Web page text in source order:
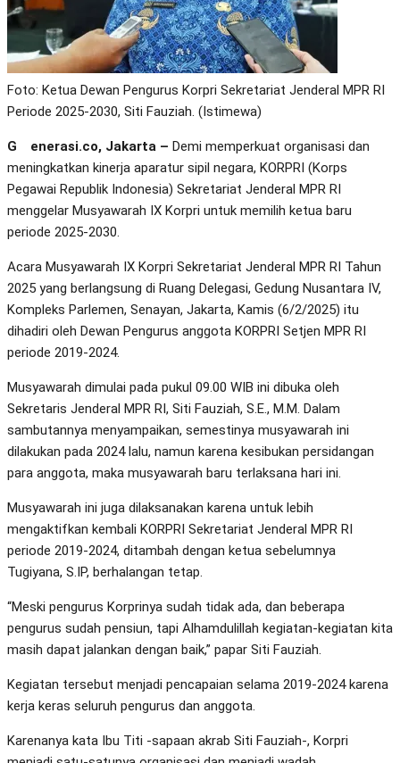
Foto: Ketua Dewan Pengurus Korpri Sekretariat Jenderal MPR RI
Periode 2025-2030, Siti Fauziah. (Istimewa)
Generasi.co, Jakarta – Demi memperkuat organisasi dan
meningkatkan kinerja aparatur sipil negara, KORPRI (Korps
Pegawai Republik Indonesia) Sekretariat Jenderal MPR RI
menggelar Musyawarah IX Korpri untuk memilih ketua baru
periode 2025-2030.
Acara Musyawarah IX Korpri Sekretariat Jenderal MPR RI Tahun
2025 yang berlangsung di Ruang Delegasi, Gedung Nusantara IV,
Kompleks Parlemen, Senayan, Jakarta, Kamis (6/2/2025) itu
dihadiri oleh Dewan Pengurus anggota KORPRI Setjen MPR RI
periode 2019-2024.
Musyawarah dimulai pada pukul 09.00 WIB ini dibuka oleh
Sekretaris Jenderal MPR RI, Siti Fauziah, S.E., M.M. Dalam
sambutannya menyampaikan, semestinya musyawarah ini
dilakukan pada 2024 lalu, namun karena kesibukan persidangan
para anggota, maka musyawarah baru terlaksana hari ini.
Musyawarah ini juga dilaksanakan karena untuk lebih
mengaktifkan kembali KORPRI Sekretariat Jenderal MPR RI
periode 2019-2024, ditambah dengan ketua sebelumnya
Tugiyana, S.IP, berhalangan tetap.
“Meski pengurus Korprinya sudah tidak ada, dan beberapa
pengurus sudah pensiun, tapi Alhamdulillah kegiatan-kegiatan kita
masih dapat jalankan dengan baik,” papar Siti Fauziah.
Kegiatan tersebut menjadi pencapaian selama 2019-2024 karena
kerja keras seluruh pengurus dan anggota.
Karenanya kata Ibu Titi -sapaan akrab Siti Fauziah-, Korpri